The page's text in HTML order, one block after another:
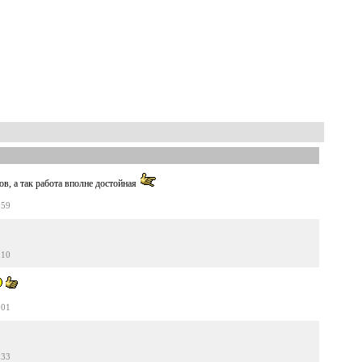
а так работа вполне достойная